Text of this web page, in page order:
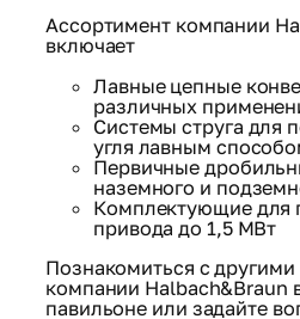
Ассортимент компании
включает
Лавные цепные
различных
Системы струга для
угля лавным
Первичные
наземного и
Комплектующие для
привода до 1,5 МВт
Познакомиться с
компании Halbach&Braun
павильоне или задайте